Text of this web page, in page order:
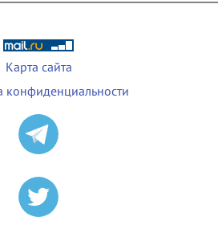
Карта сайта
конфиденциальности